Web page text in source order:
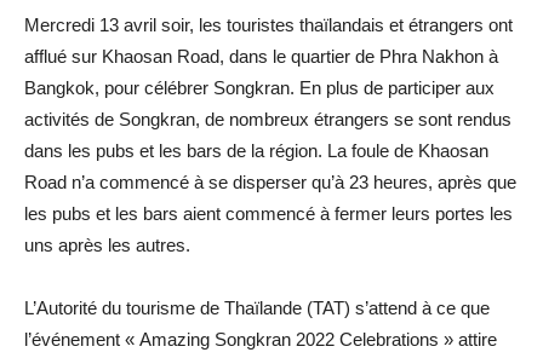
Mercredi 13 avril soir, les touristes thaïlandais et étrangers ont
afflué sur Khaosan Road, dans le quartier de Phra Nakhon à
Bangkok, pour célébrer Songkran. En plus de participer aux
activités de Songkran, de nombreux étrangers se sont rendus
dans les pubs et les bars de la région. La foule de Khaosan
Road n’a commencé à se disperser qu’à 23 heures, après que
les pubs et les bars aient commencé à fermer leurs portes les
uns après les autres.
L’Autorité du tourisme de Thaïlande (TAT) s’attend à ce que
l’événement « Amazing Songkran 2022 Celebrations » attire